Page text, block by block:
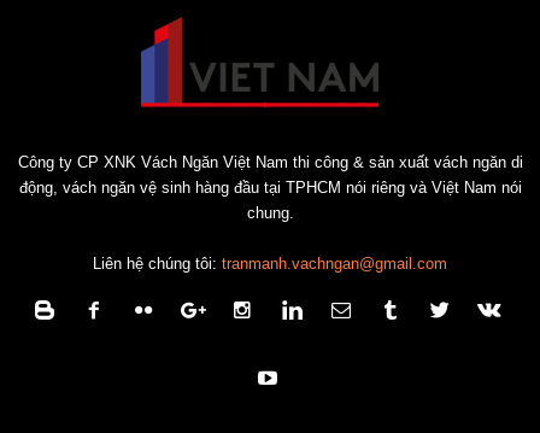
Công ty CP XNK Vách Ngăn Việt Nam thi công & sản xuất vách ngăn di
động, vách ngăn vệ sinh hàng đầu tại TPHCM nói riêng và Việt Nam nói
chung.
Liên hệ chúng tôi: tranmanh.vachngan@gmail.com